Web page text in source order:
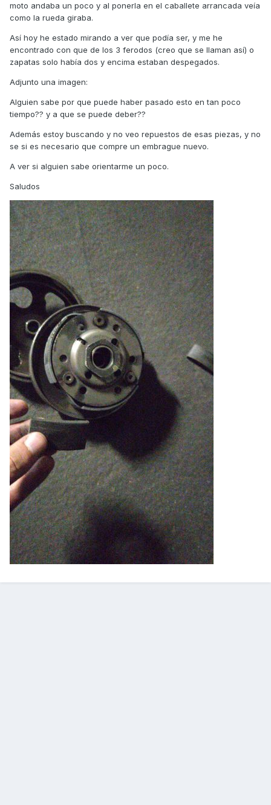
moto andaba un poco y al ponerla en el caballete arrancada veía
como la rueda giraba.
Así hoy he estado mirando a ver que podía ser, y me he
encontrado con que de los 3 ferodos (creo que se llaman así) o
zapatas solo había dos y encima estaban despegados.
Adjunto una imagen:
Alguien sabe por que puede haber pasado esto en tan poco
tiempo?? y a que se puede deber??
Además estoy buscando y no veo repuestos de esas piezas, y no
se si es necesario que compre un embrague nuevo.
A ver si alguien sabe orientarme un poco.
Saludos